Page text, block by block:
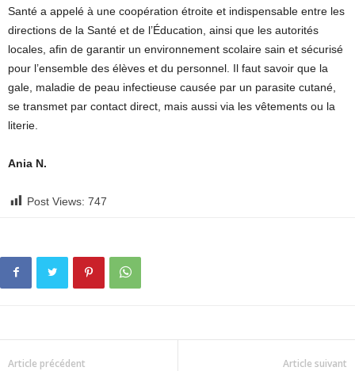
Santé a appelé à une coopération étroite et indispensable entre les
directions de la Santé et de l’Éducation, ainsi que les autorités
locales, afin de garantir un environnement scolaire sain et sécurisé
pour l’ensemble des élèves et du personnel. Il faut savoir que la
gale, maladie de peau infectieuse causée par un parasite cutané,
se transmet par contact direct, mais aussi via les vêtements ou la
literie.
Ania N.
Post Views: 747
Article précédent Article suivant